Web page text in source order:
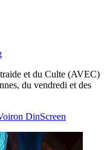
et du Culte (AVEC)
du vendredi et des
DinScreen